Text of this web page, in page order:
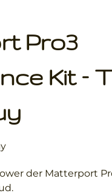
Pro3
Kit –
der Matterport